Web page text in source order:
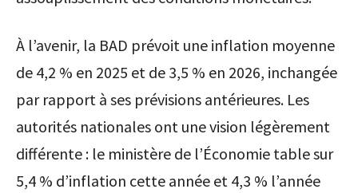
À l’avenir, la BAD prévoit une inflation moyenne
de 4,2 % en 2025 et de 3,5 % en 2026, inchangée
par rapport à ses prévisions antérieures. Les
autorités nationales ont une vision légèrement
différente : le ministère de l’Économie table sur
5,4 % d’inflation cette année et 4,3 % l’année